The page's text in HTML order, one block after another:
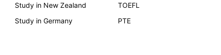
Study in New Zealand
Study in Germany
TOEFL
PTE